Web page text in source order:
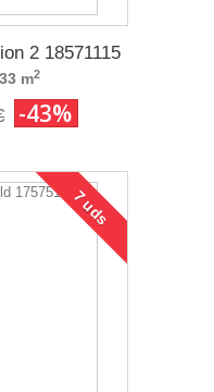
2 18571115
m2
-43%
7 uds